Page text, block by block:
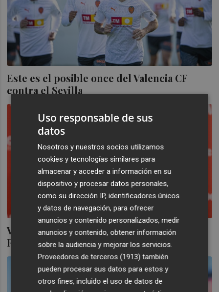
Este es el posible once del Valencia CF
contra el Sevilla
Víctor Orta: "El Valencia no ha querido a
Rafa Mir
Uso responsable de sus
datos
Nosotros y nuestros socios utilizamos
cookies y tecnologías similares para
almacenar y acceder a información en su
dispositivo y procesar datos personales,
como su dirección IP, identificadores únicos
y datos de navegación, para ofrecer
anuncios y contenido personalizados, medir
anuncios y contenido, obtener información
sobre la audiencia y mejorar los servicios.
Proveedores de terceros (1913) también
pueden procesar sus datos para estos y
otros fines, incluido el uso de datos de